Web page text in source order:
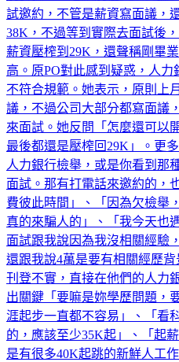
試邀約，不管是薪資寫面議，
38K，不過等到實際去面試後
薪資壓榨到29K，還聲稱剛畢
高。原PO對此感到疑惑，人
不符合規範。她表示，原則上
議，不過公司大部分都寫面議
來面試。她反問「怎麼還可以
最後都還是壓榨回29K」。更
人力銀行檢舉，或是你看到那
面試。那有打電話來邀約的，
費彼此時間」、「因為欠檢舉
真的來騙人的」、「我今天也
面試跟我說因為我沒相關經驗
還跟我說4萬是要有相關經歷
刊登不實，直接在他們的人力
出關鍵「要嘛是妳學歷問題，
涯起步一直都不容易」、「看
的，應該至少35K起」、「起
是有很多40K起跳的新鮮人工